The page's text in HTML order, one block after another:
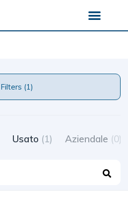
Filters (1)
Usato (1) Aziendale (0)